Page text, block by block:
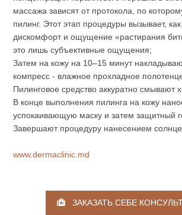
массажа зависят от протокола, по
пилинг. Этот этап процедуры вызывает,
дискомфорт и ощущение «растирания
это лишь субъективные ощущения;
Затем на кожу на 10–15 минут
компресс - влажное прохладное
Пилинговое средство аккуратно смывают
В конце выполнения пилинга на кожу
успокаивающую маску и затем защитный
Завершают процедуру нанесением
www.dermaclinic.md
ЗАКАЗАТЬ СЕБЕ